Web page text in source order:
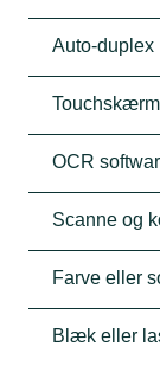
Auto-duplex
Touchskærm
OCR
Scanne og
Farve eller
Blæk eller